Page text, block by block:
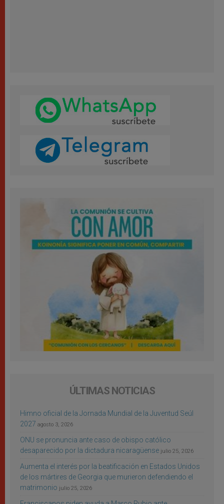
ÚLTIMAS NOTICIAS
Himno oficial de la Jornada Mundial de la Juventud Seúl
2027 agosto 3, 2026
ONU se pronuncia ante caso de obispo católico
desaparecido por la dictadura nicaragüense julio 25, 2026
Aumenta el interés por la beatificación en Estados Unidos
de los mártires de Georgia que murieron defendiendo el
matrimonio julio 25, 2026